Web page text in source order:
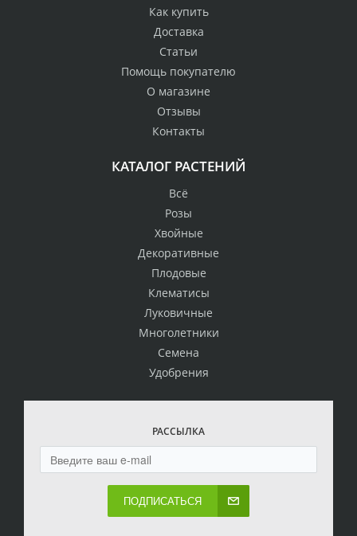
Как купить
Доставка
Статьи
Помощь покупателю
О магазине
Отзывы
Контакты
КАТАЛОГ РАСТЕНИЙ
Всё
Розы
Хвойные
Декоративные
Плодовые
Клематисы
Луковичные
Многолетники
Семена
Удобрения
РАССЫЛКА
ПОДПИСАТЬСЯ